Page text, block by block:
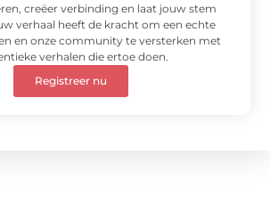
creëer verbinding en laat jouw stem
verhaal heeft de kracht om een echte
en onze community te versterken met
verhalen die ertoe doen.
Registreer nu